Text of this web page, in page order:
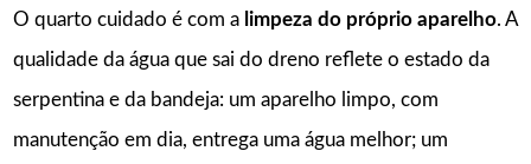
O quarto cuidado é com a limpeza do próprio aparelho. A
qualidade da água que sai do dreno reflete o estado da
serpentina e da bandeja: um aparelho limpo, com
manutenção em dia, entrega uma água melhor; um